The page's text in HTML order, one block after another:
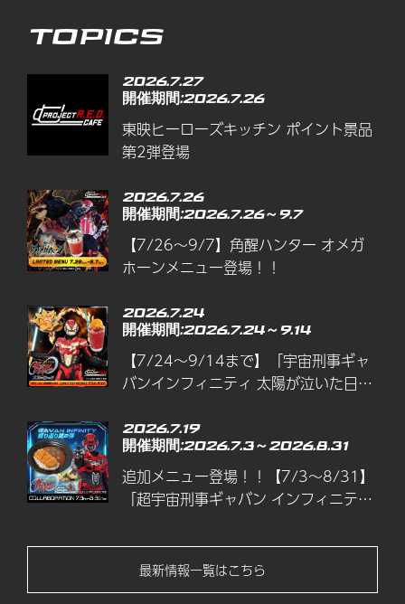
TOPICS
2026.7.27
開催期間:2026.7.26
東映ヒーローズキッチン ポイント景品
第2弾登場
2026.7.26
開催期間:2026.7.26～9.7
【7/26～9/7】角醒ハンター オメガ
ホーンメニュー登場！！
2026.7.24
開催期間:2026.7.24～9.14
【7/24～9/14まで】「宇宙刑事ギャ
バンインフィニティ 太陽が泣いた日」
2026.7.19
開催期間:2026.7.3～2026.8.31
追加メニュー登場！！【7/3～8/31】
「超宇宙刑事ギャバン インフィニティ
最新情報一覧はこちら